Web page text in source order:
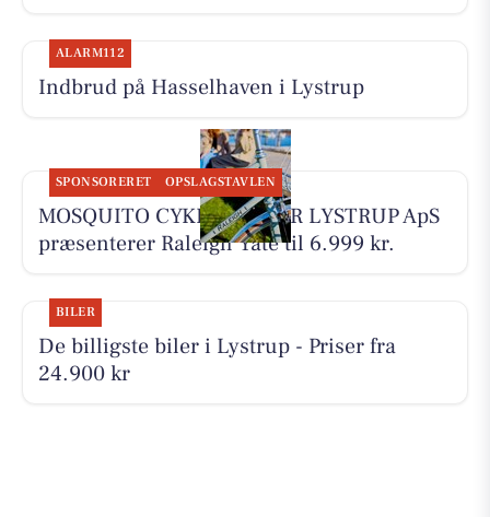
ALARM112
Indbrud på Hasselhaven i Lystrup
SPONSORERET OPSLAGSTAVLEN
MOSQUITO CYKELCENTER LYSTRUP ApS
præsenterer Raleigh Yate til 6.999 kr.
BILER
De billigste biler i Lystrup - Priser fra
24.900 kr